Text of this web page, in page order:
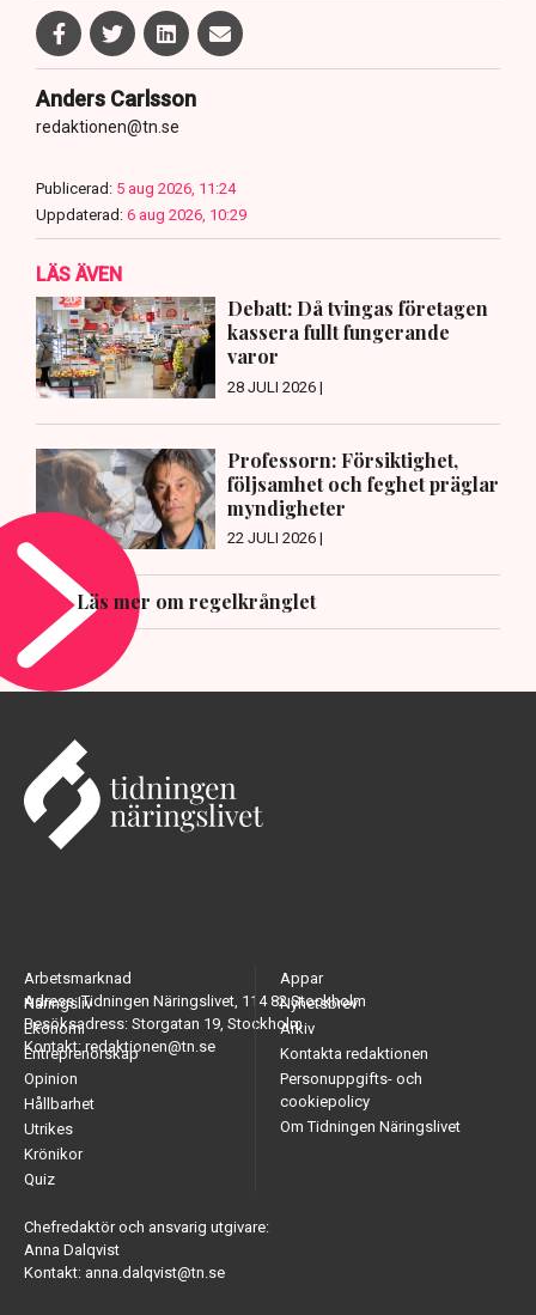
Anders Carlsson
redaktionen@tn.se
Publicerad: 5 aug 2026, 11:24
Uppdaterad: 6 aug 2026, 10:29
LÄS ÄVEN
Debatt: Då tvingas företagen
kassera fullt fungerande
varor
28 JULI 2026 |
Professorn: Försiktighet,
följsamhet och feghet präglar
myndigheter
22 JULI 2026 |
Läs mer om regelkrånglet
Adress: Tidningen Näringslivet, 114 82 Stockholm
Besöksadress: Storgatan 19, Stockholm
Kontakt: redaktionen@tn.se
Arbetsmarknad
Näringsliv
Ekonomi
Entreprenörskap
Opinion
Hållbarhet
Utrikes
Krönikor
Quiz
Appar
Nyhetsbrev
Arkiv
Kontakta redaktionen
Personuppgifts- och
cookiepolicy
Om Tidningen Näringslivet
Chefredaktör och ansvarig utgivare:
Anna Dalqvist
Kontakt: anna.dalqvist@tn.se